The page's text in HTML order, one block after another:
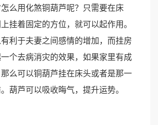
用化煞铜葫芦呢？只需要在床
挂着固定的方位，就可以起作用。
利于夫妻之间感情的增加，而挂房
个去病消灾的效果，如果家里有成
么可以铜葫芦挂在床头或者是那一
葫芦可以吸收晦气，提升运势。